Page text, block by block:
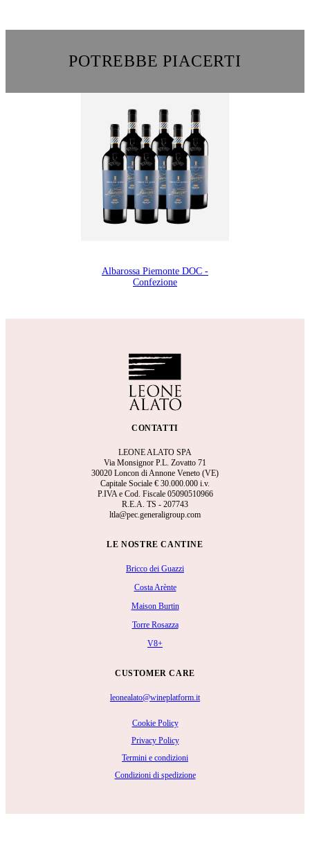
POTREBBE PIACERTI
Albarossa Piemonte DOC -
Confezione
CONTATTI
LEONE ALATO SPA
Via Monsignor P.L. Zovatto 71
30020 Loncon di Annone Veneto (VE)
Capitale Sociale € 30.000.000 i.v.
P.IVA e Cod. Fiscale 05090510966
R.E.A. TS - 207743
ltla@pec.generaligroup.com
LE NOSTRE CANTINE
Bricco dei Guazzi
Costa Arènte
Maison Burtin
Torre Rosazza
V8+
CUSTOMER CARE
leonealato@wineplatform.it
Cookie Policy
Privacy Policy
Termini e condizioni
Condizioni di spedizione